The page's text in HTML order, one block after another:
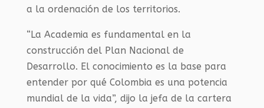
a la ordenación de los territorios.
“La Academia es fundamental en la
construcción del Plan Nacional de
Desarrollo. El conocimiento es la base para
entender por qué Colombia es una potencia
mundial de la vida”, dijo la jefa de la cartera